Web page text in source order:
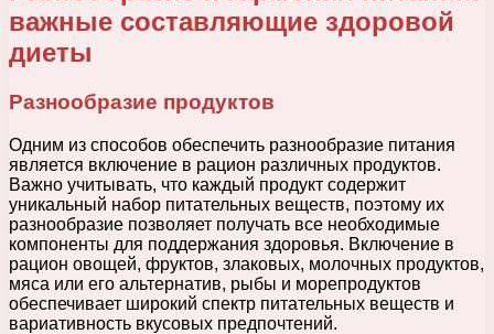
важные составляющие здоровой
диеты
Разнообразие продуктов
Одним из способов обеспечить разнообразие питания
является включение в рацион различных продуктов.
Важно учитывать, что каждый продукт содержит
уникальный набор питательных веществ, поэтому их
разнообразие позволяет получать все необходимые
компоненты для поддержания здоровья. Включение в
рацион овощей, фруктов, злаковых, молочных продуктов,
мяса или его альтернатив, рыбы и морепродуктов
обеспечивает широкий спектр питательных веществ и
вариативность вкусовых предпочтений.